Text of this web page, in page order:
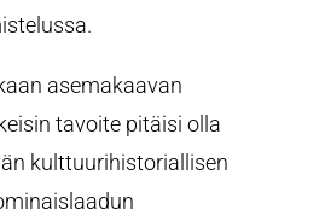
asemakaavan
tavoite pitäisi olla
kulttuurihistoriallisen